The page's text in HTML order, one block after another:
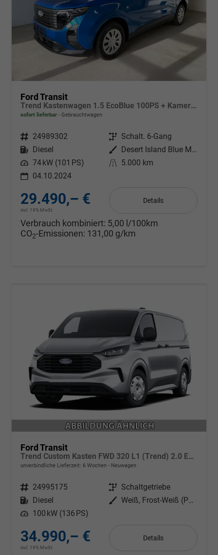
Ford Transit
Trend Kastenwagen 1.5 EcoBlue 100PS + Kamera+Winterpaket
sofort lieferbar Gebrauchtwagen
Fahrzeugnr. 24989302 Getriebe Schalt. 6-Gang
Kraftstoff
Diesel Außenfarbe
Desert Island Blue Metallic
Leistung 74 kW (101 PS) Kilometerstand 5.000 km
04.10.2024
29.490,– €
incl. 19% MwSt.
Details
Verbrauch kombiniert: 5,00 l/100km
CO2-Emissionen: 131,00 g/km
Ford Transit
Trend Custom Kasten FWD 320 L1 (Trend) 2.0 EcoBlue 100kW (136 PS) 6-Gang Schaltgetriebe
unverbindliche Lieferzeit: 6 Wochen Neuwagen
Fahrzeugnr. 24995175 Getriebe Schaltgetriebe
Kraftstoff
Diesel Außenfarbe
Weiß, Frost-Weiß (PN3GZ0)
Leistung 100 kW (136 PS)
34.990,– €
incl. 19% MwSt.
Details